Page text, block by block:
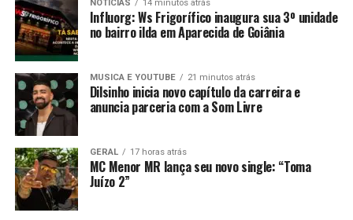
NOTICIAS 14 minutos atrás
Influorg: Ws Frigorífico inaugura sua 3º unidade
no bairro ilda em Aparecida de Goiânia
MUSICA E YOUTUBE 21 minutos atrás
Dilsinho inicia novo capítulo da carreira e
anuncia parceria com a Som Livre
GERAL 17 horas atrás
MC Menor MR lança seu novo single: “Toma
Juízo 2”